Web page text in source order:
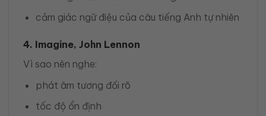
cảm giác ngữ điệu của câu tiếng Anh tự nhiên
4. Imagine, John Lennon
Vì sao nên nghe:
phát âm tương đối rõ
tốc độ ổn định